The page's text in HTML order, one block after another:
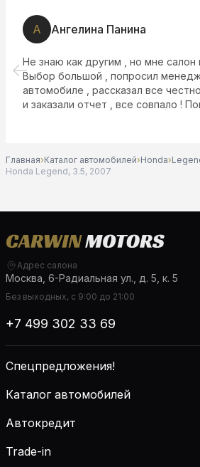
А Ангелина Панина
Не знаю как другим , но мне салон
Выбор большой , попросил
автомобиле , рассказал все
и заказали отчет , все совпало !
Главная›Каталог автомобилей›Honda›
Honda Legend, 3.5, 2007
Адрес салона
Москва, 6-Радиальная ул., д. 5, к. 5
Без выходных, с 9:00 до 21:00
+7 499 302 33 69
Спецпредложения!
Каталог автомобилей
Автокредит
Trade-in